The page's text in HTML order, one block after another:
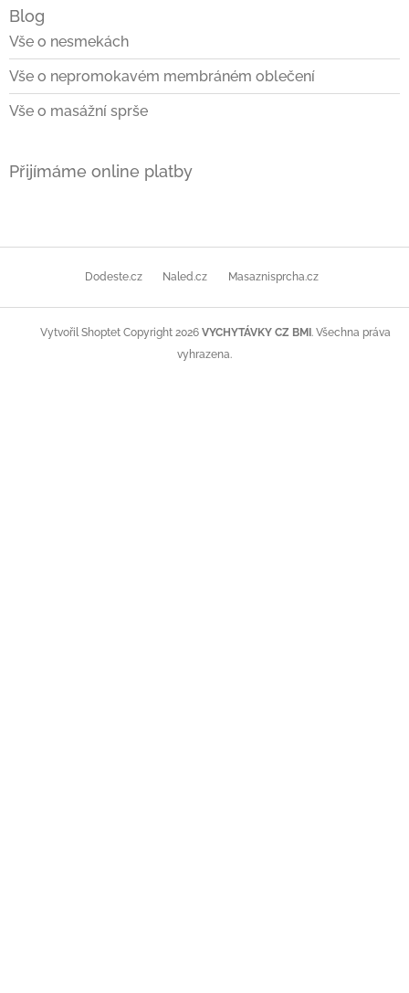
Blog
Vše o nesmekách
Vše o nepromokavém membráném oblečení
Vše o masážní sprše
Přijímáme online platby
Dodeste.cz Naled.cz Masaznisprcha.cz
Vytvořil Shoptet Copyright 2026 VYCHYTÁVKY CZ BMI . Všechna práva
vyhrazena.